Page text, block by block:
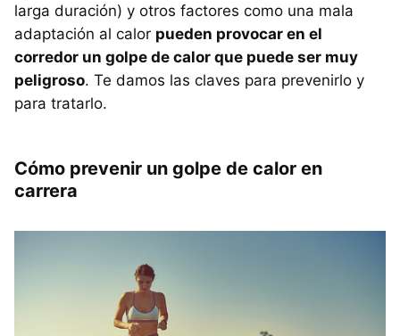
larga duración) y otros factores como una mala
adaptación al calor pueden provocar en el
corredor un golpe de calor que puede ser muy
peligroso. Te damos las claves para prevenirlo y
para tratarlo.
Cómo prevenir un golpe de calor en
carrera